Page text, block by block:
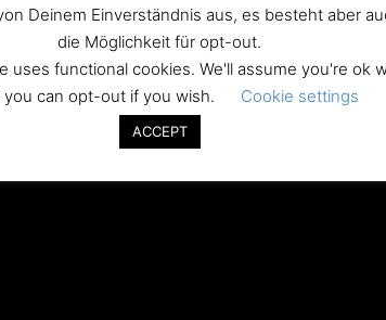
verlassene Kirchen (chiesa) […]
Deinem Einverständnis aus, es besteht aber
die Möglichkeit für opt-out.
uses functional cookies. We'll assume you're ok
can opt-out if you wish.
Cookie settings
ACCEPT